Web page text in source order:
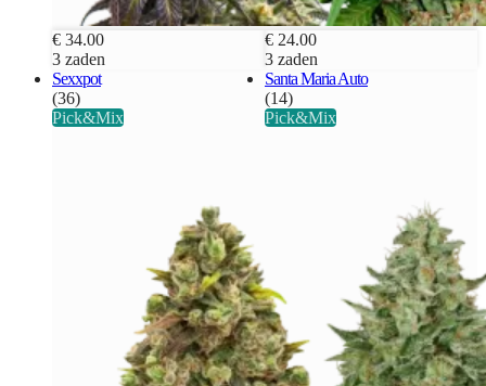
€ 34.00
3 zaden
€ 24.00
3 zaden
Sexxpot
(36)
Pick&Mix
Santa Maria Auto
(14)
Pick&Mix